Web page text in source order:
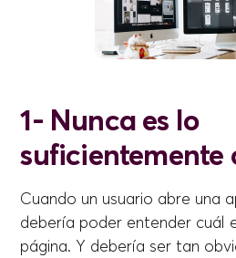
1- Nunca es lo
suficientemente
Cuando un usuario abre una
debería poder entender cuál
página. Y debería ser tan